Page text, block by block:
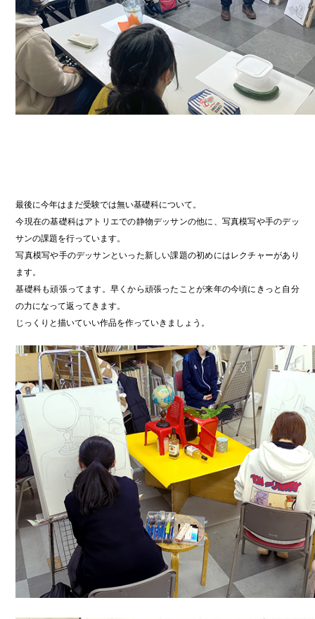
最後に今年はまだ受験では無い基礎科について。
今現在の基礎科はアトリエでの静物デッサンの他に、写真模写や手のデッ
サンの課題を行っています。
写真模写や手のデッサンといった新しい課題の初めにはレクチャーがあり
ます。
基礎科も頑張ってます。早くから頑張ったことが来年の今頃にきっと自分
の力になって返ってきます。
じっくりと描いていい作品を作っていきましょう。